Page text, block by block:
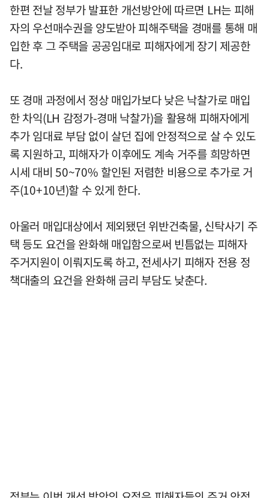
한편 전날 정부가 발표한 개선방안에 따르면 LH는 피해
자의 우선매수권을 양도받아 피해주택을 경매를 통해 매
입한 후 그 주택을 공공임대로 피해자에게 장기 제공한
다.
또 경매 과정에서 정상 매입가보다 낮은 낙찰가로 매입
한 차익(LH 감정가-경매 낙찰가)을 활용해 피해자에게
추가 임대료 부담 없이 살던 집에 안정적으로 살 수 있도
록 지원하고, 피해자가 이후에도 계속 거주를 희망하면
시세 대비 50~70% 할인된 저렴한 비용으로 추가로 거
주(10+10년)할 수 있게 한다.
아울러 매입대상에서 제외됐던 위반건축물, 신탁사기 주
택 등도 요건을 완화해 매입함으로써 빈틈없는 피해자
주거지원이 이뤄지도록 하고, 전세사기 피해자 전용 정
책대출의 요건을 완화해 금리 부담도 낮춘다.